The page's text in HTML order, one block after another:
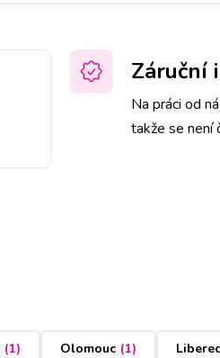
Záruční
Na práci od
takže se není
(1) Olomouc (1) Liberec